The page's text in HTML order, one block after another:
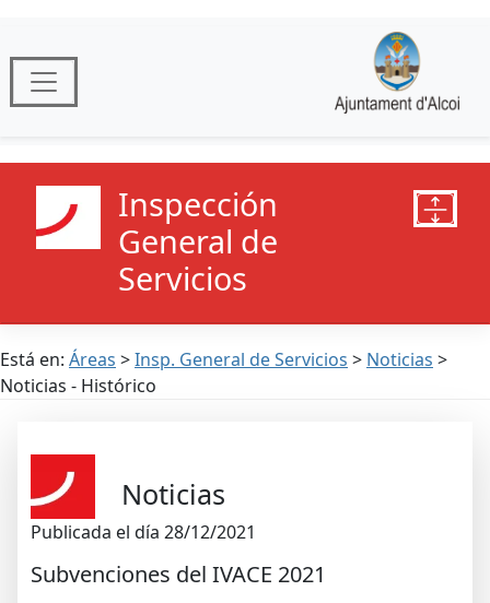
Inspección
General de
Servicios
Está en: Áreas >Insp. General de Servicios > Noticias >
Noticias - Histórico
Noticias
Publicada el día 28/12/2021
Subvenciones del IVACE 2021